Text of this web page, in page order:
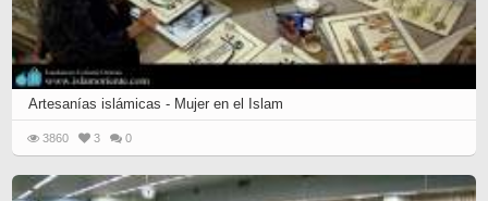
Artesanías islámicas - Mujer en el Islam
3860 3 0